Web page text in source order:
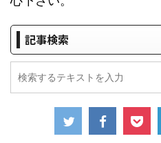
記事検索